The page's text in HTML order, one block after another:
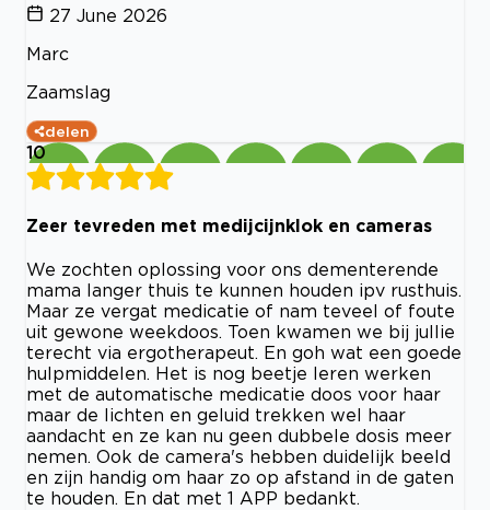
27 June 2026
Marc
Zaamslag
delen
10
Zeer tevreden met medijcijnklok en cameras
We zochten oplossing voor ons dementerende
mama langer thuis te kunnen houden ipv rusthuis.
Maar ze vergat medicatie of nam teveel of foute
uit gewone weekdoos. Toen kwamen we bij jullie
terecht via ergotherapeut. En goh wat een goede
hulpmiddelen. Het is nog beetje leren werken
met de automatische medicatie doos voor haar
maar de lichten en geluid trekken wel haar
aandacht en ze kan nu geen dubbele dosis meer
nemen. Ook de camera's hebben duidelijk beeld
en zijn handig om haar zo op afstand in de gaten
te houden. En dat met 1 APP bedankt.